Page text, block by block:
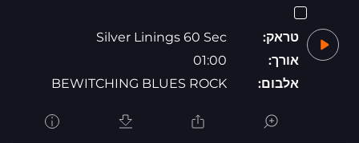
טראק:
Silver Linings 60 Sec
אורך:
01:00
אלבום:
BEWITCHING BLUES ROCK